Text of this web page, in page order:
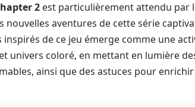
2 est particulièrement attendu par
aventures de cette série
de ce jeu émerge comme une
univers coloré, en mettant en lumière
ainsi que des astuces pour